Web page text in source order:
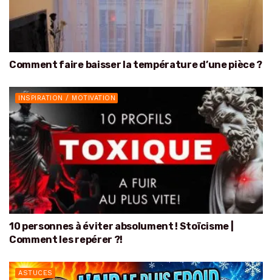
Comment faire baisser la température d’une pièce ?
INSPIRATION / MOTIVATION
10 personnes à éviter absolument ! Stoïcisme |
Comment les repérer ?!
ASTUCES